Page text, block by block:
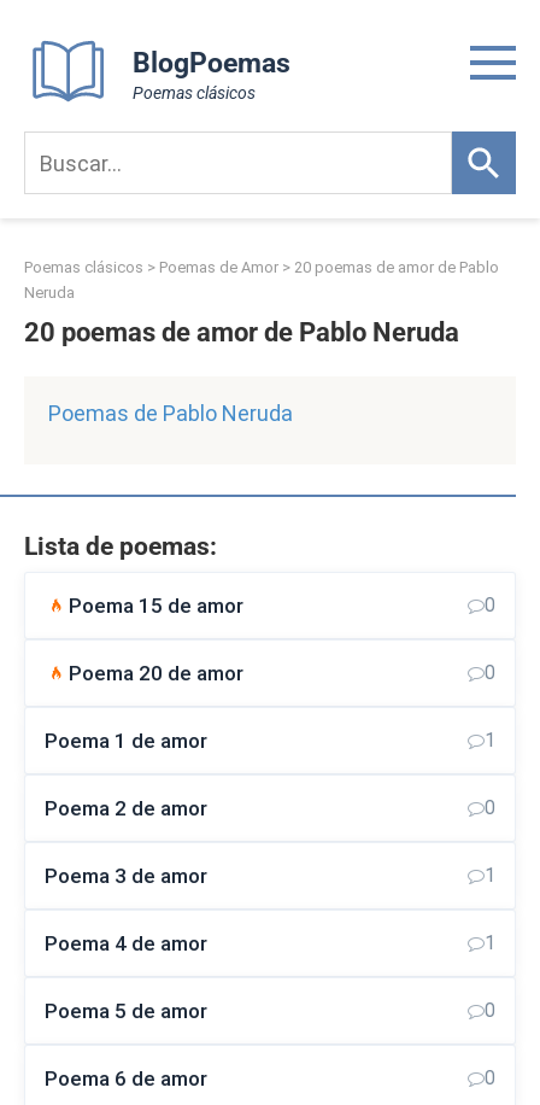
content
BlogPoemas
Poemas clásicos
Poemas clásicos > Poemas de Amor > 20 poemas de amor de Pablo
Neruda
20 poemas de amor de Pablo Neruda
Poemas de Pablo Neruda
Lista de poemas:
Poema 15 de amor 0
Poema 20 de amor 0
Poema 1 de amor 1
Poema 2 de amor 0
Poema 3 de amor 1
Poema 4 de amor 1
Poema 5 de amor 0
Poema 6 de amor 0